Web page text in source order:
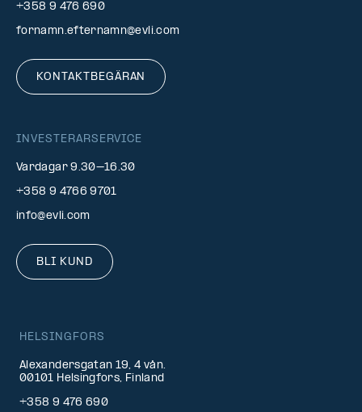
+358 9 476 690
fornamn.efternamn@evli.com
KONTAKTBEGÄRAN
INVESTERARSERVICE
Vardagar 9.30–16.30
+358 9 4766 9701
info@evli.com
BLI KUND
HELSINGFORS
Alexandersgatan 19, 4 vån.
00101 Helsingfors, Finland
+358 9 476 690